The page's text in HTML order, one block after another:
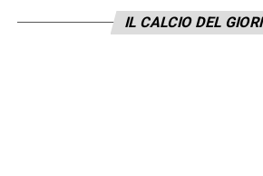
(maglia 38). IL CALCIO DEL